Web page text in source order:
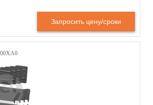
Запросить цену/сроки